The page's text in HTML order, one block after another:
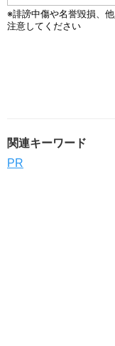
関連キーワード
PR